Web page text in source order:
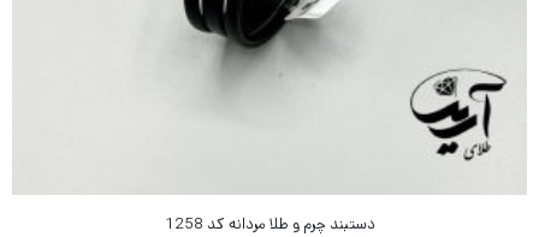
دستبند چرم و طلا مردانه کد 1258